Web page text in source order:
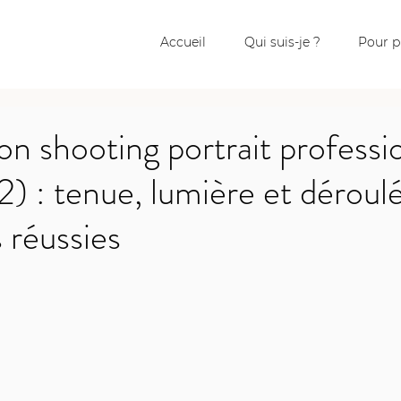
Accueil Qui suis-je ? Pour
shooting portrait
: tenue, lumière et